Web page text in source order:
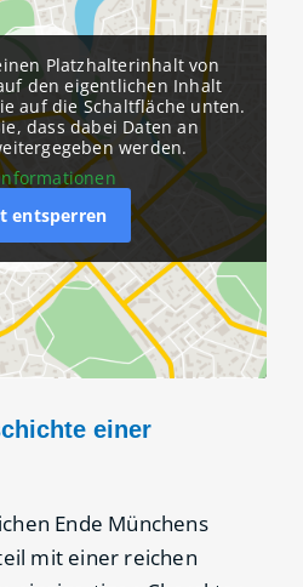
Platzhalterinhalt von
den eigentlichen Inhalt
auf die Schaltfläche unten.
dass dabei Daten an
werden.
entsperren
einer
Ende Münchens
mit einer reichen